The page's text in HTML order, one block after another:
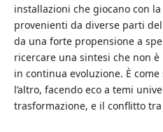
installazioni che giocano con
provenienti da diverse parti
da una forte propensione a
ricercare una sintesi che non
in continua evoluzione. È
l’altro, facendo eco a temi
trasformazione, e il conflitto